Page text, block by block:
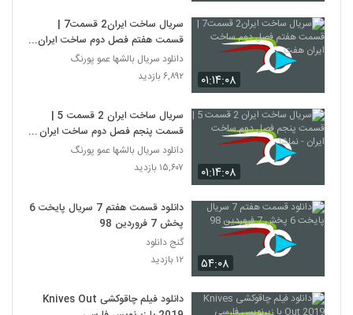
۰۱:۱۴:۰۸
سریال ساخت ایران2 قسمت7 |
قسمت هفتم فصل دوم ساخت ایران
هفت
دانلود سریال بالشها عمو پورنگ
۶,۸۹۲ بازدید
۰۱:۱۴:۰۸
سریال ساخت ایران 2 قسمت 5 |
قسمت پنجم فصل دوم ساخت ایران -
نماشا
دانلود سریال بالشها عمو پورنگ
۱۵,۶۰۷ بازدید
۵۴:۰۸
دانلود قسمت هفتم 7 سریال پایخت 6
پخش 7 فروردین 98
گنج دانلود
۱۲ بازدید
دانلود فیلم چاقوکشی Knives Out